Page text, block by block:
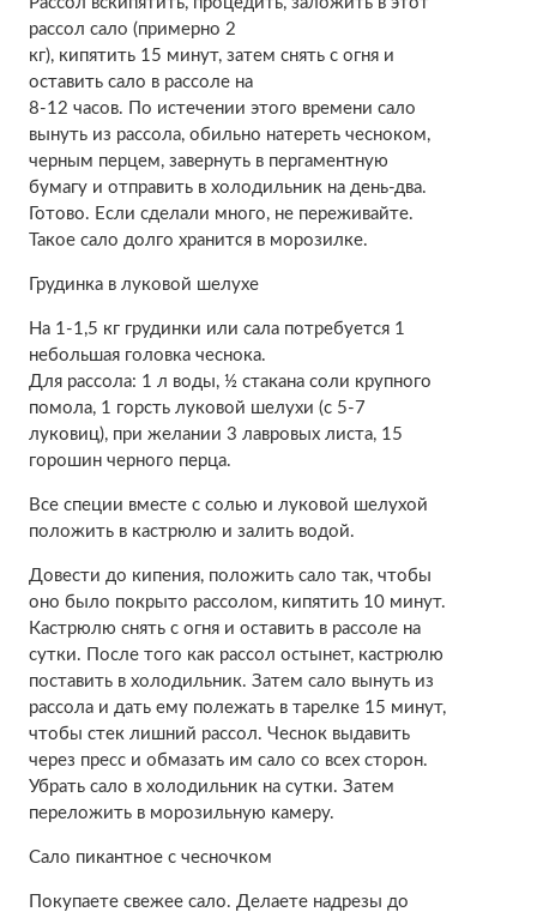
рассол сало (примерно 2
кг), кипятить 15 минут, затем снять с огня и
оставить сало в рассоле на
8-12 часов. По истечении этого времени сало
вынуть из рассола, обильно натереть чесноком,
черным перцем, завернуть в пергаментную
бумагу и отправить в холодильник на день-два.
Готово. Если сделали много, не переживайте.
Такое сало долго хранится в морозилке.
Грудинка в луковой шелухе
На 1-1,5 кг грудинки или сала потребуется 1
небольшая головка чеснока.
Для рассола: 1 л воды, ½ стакана соли крупного
помола, 1 горсть луковой шелухи (с 5-7
луковиц), при желании 3 лавровых листа, 15
горошин черного перца.
Все специи вместе с солью и луковой шелухой
положить в кастрюлю и залить водой.
Довести до кипения, положить сало так, чтобы
оно было покрыто рассолом, кипятить 10 минут.
Кастрюлю снять с огня и оставить в рассоле на
сутки. После того как рассол остынет, кастрюлю
поставить в холодильник. Затем сало вынуть из
рассола и дать ему полежать в тарелке 15 минут,
чтобы стек лишний рассол. Чеснок выдавить
через пресс и обмазать им сало со всех сторон.
Убрать сало в холодильник на сутки. Затем
переложить в морозильную камеру.
Сало пикантное с чесночком
Покупаете свежее сало. Делаете надрезы до